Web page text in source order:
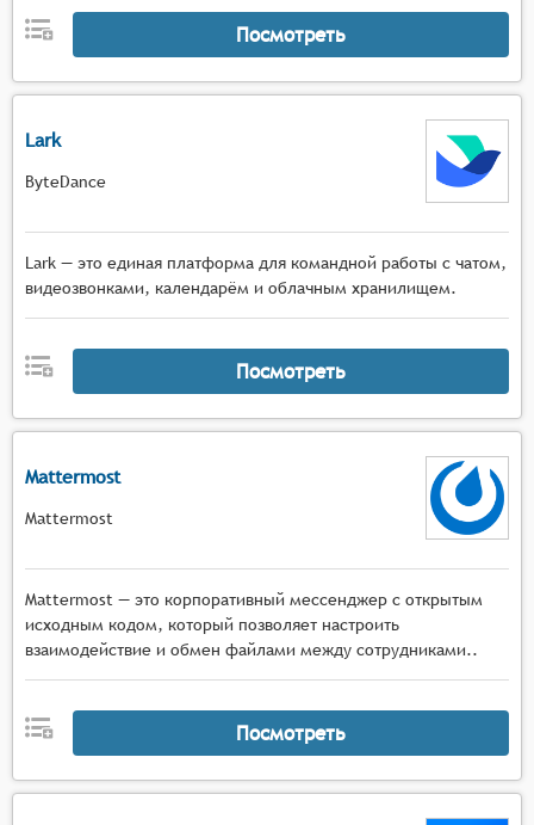
Посмотреть
Lark
ByteDance
Lark — это единая платформа для командной работы с чатом,
видеозвонками, календарём и облачным хранилищем.
Посмотреть
Mattermost
Mattermost
Mattermost — это корпоративный мессенджер с открытым
исходным кодом, который позволяет настроить
взаимодействие и обмен файлами между сотрудниками..
Посмотреть